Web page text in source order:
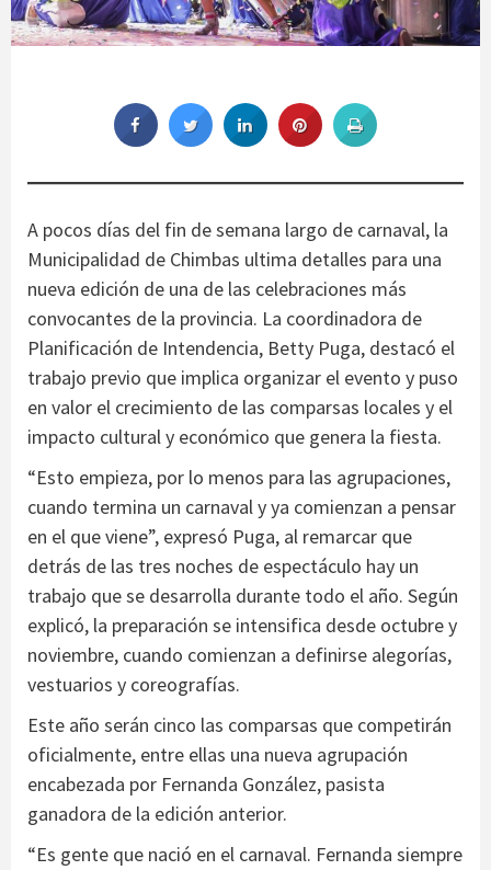
A pocos días del fin de semana largo de carnaval, la
Municipalidad de Chimbas ultima detalles para una
nueva edición de una de las celebraciones más
convocantes de la provincia. La coordinadora de
Planificación de Intendencia, Betty Puga, destacó el
trabajo previo que implica organizar el evento y puso
en valor el crecimiento de las comparsas locales y el
impacto cultural y económico que genera la fiesta.
“Esto empieza, por lo menos para las agrupaciones,
cuando termina un carnaval y ya comienzan a pensar
en el que viene”, expresó Puga, al remarcar que
detrás de las tres noches de espectáculo hay un
trabajo que se desarrolla durante todo el año. Según
explicó, la preparación se intensifica desde octubre y
noviembre, cuando comienzan a definirse alegorías,
vestuarios y coreografías.
Este año serán cinco las comparsas que competirán
oficialmente, entre ellas una nueva agrupación
encabezada por Fernanda González, pasista
ganadora de la edición anterior.
“Es gente que nació en el carnaval. Fernanda siempre